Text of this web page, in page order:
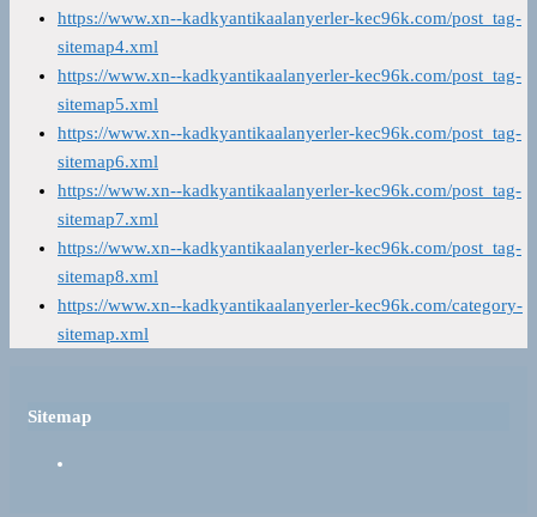
https://www.xn--kadkyantikaalanyerler-kec96k.com/post_tag-
sitemap4.xml
https://www.xn--kadkyantikaalanyerler-kec96k.com/post_tag-
sitemap5.xml
https://www.xn--kadkyantikaalanyerler-kec96k.com/post_tag-
sitemap6.xml
https://www.xn--kadkyantikaalanyerler-kec96k.com/post_tag-
sitemap7.xml
https://www.xn--kadkyantikaalanyerler-kec96k.com/post_tag-
sitemap8.xml
https://www.xn--kadkyantikaalanyerler-kec96k.com/category-
sitemap.xml
Sitemap